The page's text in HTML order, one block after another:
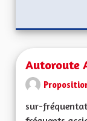
Autoroute
sur-